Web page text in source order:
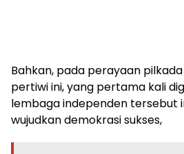
Bahkan, pada perayaan
pertiwi ini, yang pertama kali
lembaga independen tersebut
wujudkan demokrasi sukses,